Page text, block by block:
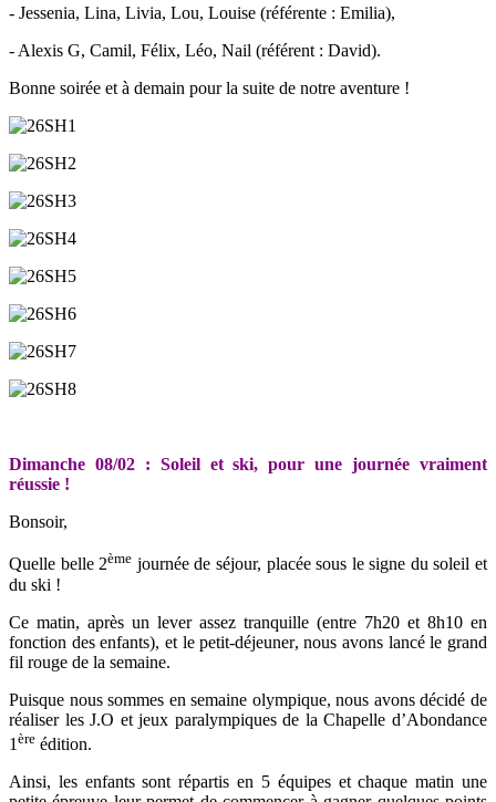
- Jessenia, Lina, Livia, Lou, Louise (référente : Emilia),
- Alexis G, Camil, Félix, Léo, Nail (référent : David).
Bonne soirée et à demain pour la suite de notre aventure !
Dimanche 08/02 : Soleil et ski, pour une journée vraiment
réussie !
Bonsoir,
Quelle belle 2ème journée de séjour, placée sous le signe du soleil et
du ski !
Ce matin, après un lever assez tranquille (entre 7h20 et 8h10 en
fonction des enfants), et le petit-déjeuner, nous avons lancé le grand
fil rouge de la semaine.
Puisque nous sommes en semaine olympique, nous avons décidé de
réaliser les J.O et jeux paralympiques de la Chapelle d’Abondance
1 ère édition.
Ainsi, les enfants sont répartis en 5 équipes et chaque matin une